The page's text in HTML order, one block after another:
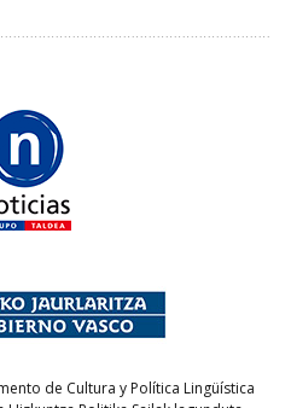
de Cultura y Política Lingüística